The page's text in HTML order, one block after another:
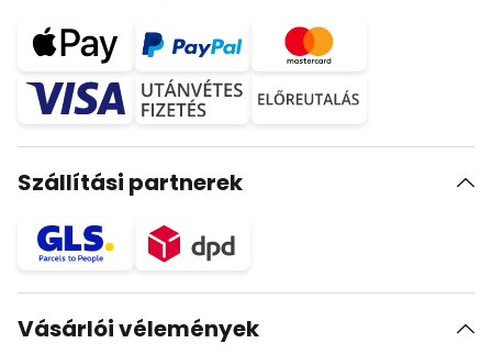
Szállítási partnerek
Vásárlói vélemények